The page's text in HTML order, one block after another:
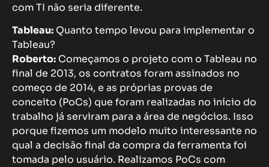
com TI não seria diferente.
Tableau: Quanto tempo levou para implementar o
Tableau?
Roberto: Começamos o projeto com o Tableau no
final de 2013, os contratos foram assinados no
começo de 2014, e as próprias provas de
conceito (PoCs) que foram realizadas no início do
trabalho já serviram para a área de negócios. Isso
porque fizemos um modelo muito interessante no
qual a decisão final da compra da ferramenta foi
tomada pelo usuário. Realizamos PoCs com